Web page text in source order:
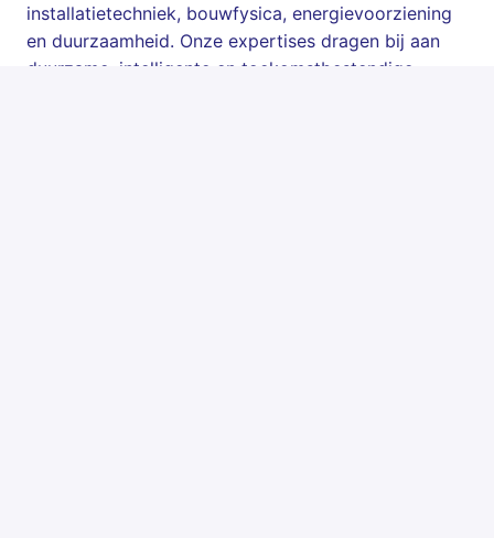
installatietechniek, bouwfysica, energievoorziening
en duurzaamheid. Onze expertises dragen bij aan
duurzame, intelligente en toekomstbestendige